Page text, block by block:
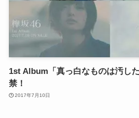
1st Album「真っ白なものは汚し
禁！
2017年7月10日